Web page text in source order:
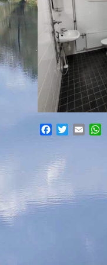
FacebookTwitterEmail